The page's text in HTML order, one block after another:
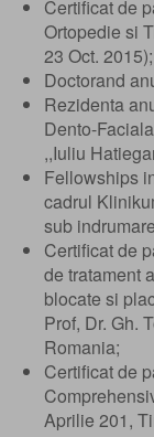
Certificat de
Ortopedie si
23 Oct. 2015);
Doctorand
Rezidenta
Dento-
,,Iuliu
Fellowships
cadrul
sub
Certificat de
de tratament
blocate si
Prof, Dr. Gh.
Romania;
Certificat de
Aprilie 201,